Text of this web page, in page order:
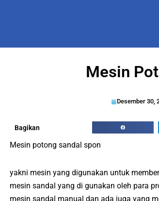
Mesin
Desember 30,
Bagikan
Mesin potong sandal spon
yakni mesin yang digunakan untuk
mesin sandal yang di gunakan oleh para
mesin sandal manual dan ada juga yang